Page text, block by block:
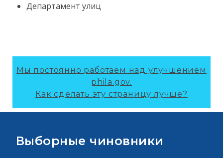
Департамент улиц
Мы постоянно работаем над улучшением
phila.gov.
Как сделать эту страницу лучше?
Выборные чиновники